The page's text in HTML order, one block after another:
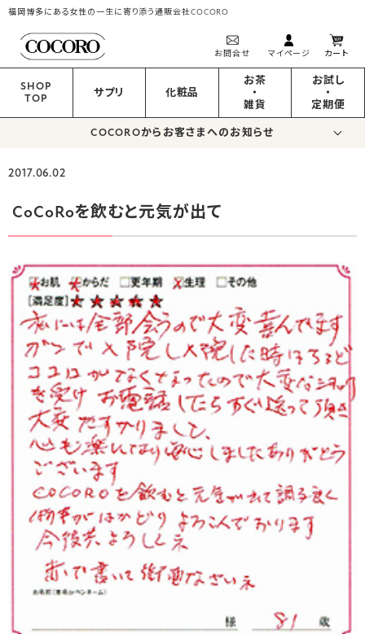
福岡博多にある女性の一生に寄り添う通販会社COCORO
お問合せ マイページ カート
SHOP
TOP
サプリ 化粧品
お茶
・
雑貨
お試し
・
定期便
COCOROからお客さまへのお知らせ
2017.06.02
CoCoRoを飲むと元気が出て